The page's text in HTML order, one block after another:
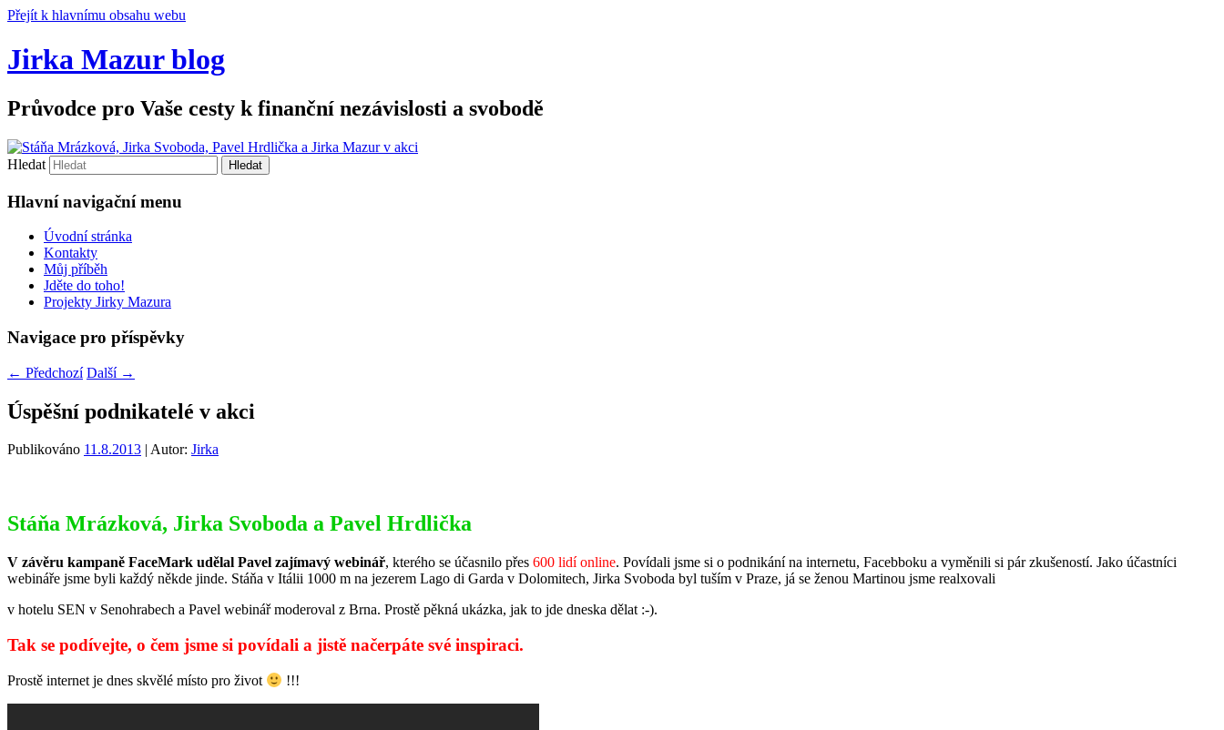
Přejít k hlavnímu obsahu webu
Jirka Mazur blog
Průvodce pro Vaše cesty k finanční nezávislosti a svobodě
Hledat
Hlavní navigační menu
Úvodní stránka
Kontakty
Můj příběh
Jděte do toho!
Projekty Jirky Mazura
Navigace pro příspěvky
← Předchozí Další →
Úspěšní podnikatelé v akci
Publikováno 11.8.2013 | Autor: Jirka
Stáňa Mrázková, Jirka Svoboda a Pavel Hrdlička
V závěru kampaně FaceMark udělal Pavel zajímavý webinář, kterého se účasnilo přes 600 lidí online. Povídali jsme si o podnikání na internetu, Facebboku a vyměnili si pár zkušeností. Jako účastníci
webináře jsme byli každý někde jinde. Stáňa v Itálii 1000 m na jezerem Lago di Garda v Dolomitech, Jirka Svoboda byl tuším v Praze, já se ženou Martinou jsme realxovali
v hotelu SEN v Senohrabech a Pavel webinář moderoval z Brna. Prostě pěkná ukázka, jak to jde dneska dělat :-).
Tak se podívejte, o čem jsme si povídali a jistě načerpáte své inspiraci.
Prostě internet je dnes skvělé místo pro život !!!